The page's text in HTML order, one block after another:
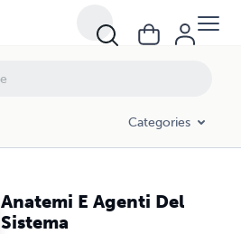
Categories
Anatemi E Agenti Del
Sistema